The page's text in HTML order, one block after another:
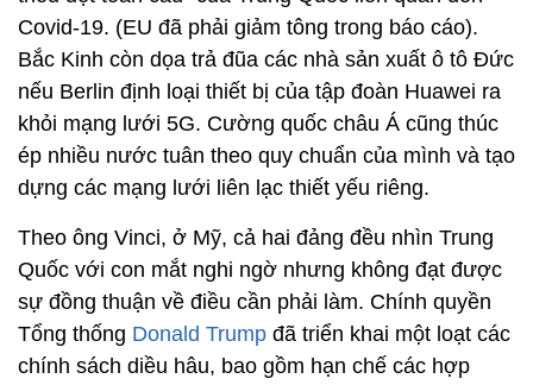
Covid-19. (EU đã phải giảm tông trong báo cáo).
Bắc Kinh còn dọa trả đũa các nhà sản xuất ô tô Đức
nếu Berlin định loại thiết bị của tập đoàn Huawei ra
khỏi mạng lưới 5G. Cường quốc châu Á cũng thúc
ép nhiều nước tuân theo quy chuẩn của mình và tạo
dựng các mạng lưới liên lạc thiết yếu riêng.
Theo ông Vinci, ở Mỹ, cả hai đảng đều nhìn Trung
Quốc với con mắt nghi ngờ nhưng không đạt được
sự đồng thuận về điều cần phải làm. Chính quyền
Tổng thống Donald Trump đã triển khai một loạt các
chính sách diều hâu, bao gồm hạn chế các hợp